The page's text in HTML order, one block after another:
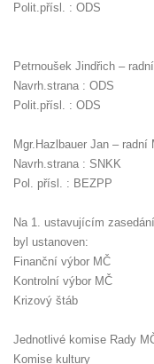
Polit.přísl. : ODS
Petrnoušek Jindřich –
Navrh.strana : ODS
Polit.přísl. : ODS
Mgr.Hazlbauer Jan – radní
Navrh.strana : SNKK
Pol. přísl. : BEZPP
Na 1. ustavujícím
byl ustanoven:
Finanční výbor MČ
Kontrolní výbor MČ
Krizový štáb
Jednotlivé komise Rady
Komise kultury